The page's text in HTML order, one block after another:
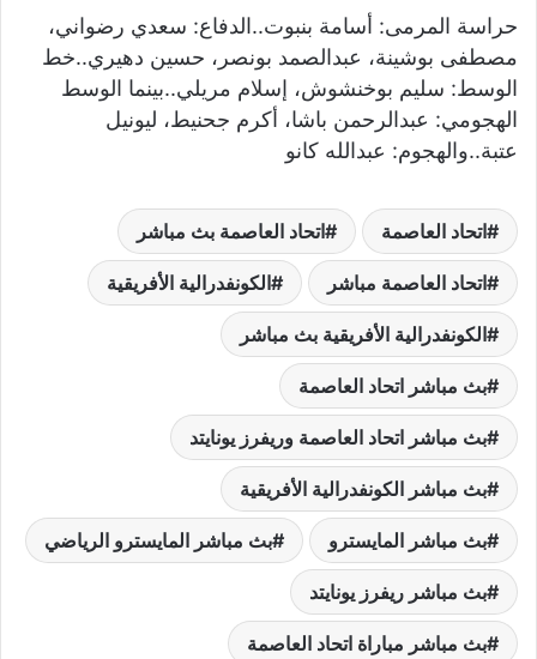
حراسة المرمى: أسامة بنبوت..الدفاع: سعدي رضواني،
مصطفى بوشينة، عبدالصمد بونصر، حسين دهيري..خط
الوسط: سليم بوخنشوش، إسلام مريلي..بينما الوسط
الهجومي: عبدالرحمن باشا، أكرم جحنيط، ليونيل
عتبة..والهجوم: عبدالله كانو
اتحاد العاصمة اتحاد العاصمة بث مباشر
اتحاد العاصمة مباشر الكونفدرالية الأفريقية
الكونفدرالية الأفريقية بث مباشر
بث مباشر اتحاد العاصمة
بث مباشر اتحاد العاصمة وريفرز يونايتد
بث مباشر الكونفدرالية الأفريقية
بث مباشر المايسترو بث مباشر المايسترو الرياضي
بث مباشر ريفرز يونايتد
بث مباشر مباراة اتحاد العاصمة